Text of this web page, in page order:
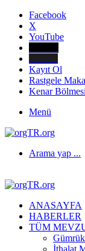
Facebook
X
YouTube
Kayıt Ol
Rastgele
Kenar Bölmesi
Menü
Arama yap ...
ANASAYFA
HABERLER
TÜM
İthalat